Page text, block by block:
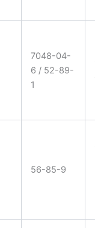
7048-04-
6 / 52-89-
1
56-85-9